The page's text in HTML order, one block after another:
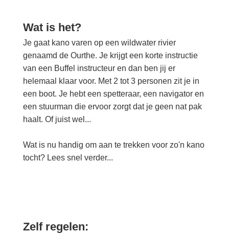
Wat is het?
Je gaat kano varen op een wildwater rivier
genaamd de Ourthe. Je krijgt een korte instructie
van een Buffel instructeur en dan ben jij er
helemaal klaar voor. Met 2 tot 3 personen zit je in
een boot. Je hebt een spetteraar, een navigator en
een stuurman die ervoor zorgt dat je geen nat pak
haalt. Of juist wel...
Wat is nu handig om aan te trekken voor zo'n kano
tocht? Lees snel verder...
Zelf regelen: